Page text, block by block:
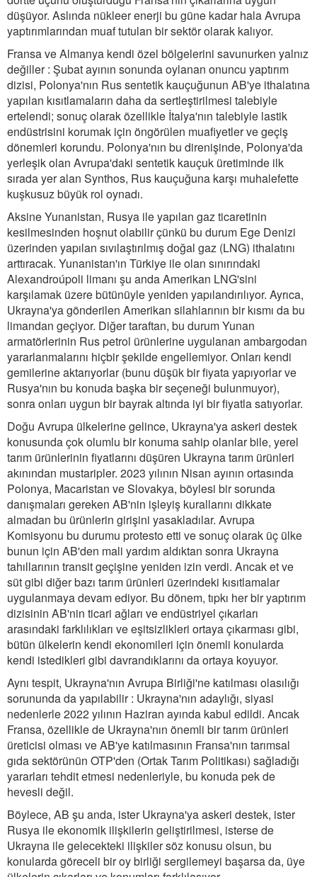
düşüyor. Aslında nükleer enerji bu güne kadar hala Avrupa
yaptırımlarından muaf tutulan bir sektör olarak kalıyor.
Fransa ve Almanya kendi özel bölgelerini savunurken yalnız
değiller : Şubat ayının sonunda oylanan onuncu yaptırım
dizisi, Polonya'nın Rus sentetik kauçuğunun AB'ye ithalatına
yapılan kısıtlamaların daha da sertleştirilmesi talebiyle
ertelendi; sonuç olarak özellikle İtalya'nın talebiyle lastik
endüstrisini korumak için öngörülen muafiyetler ve geçiş
dönemleri korundu. Polonya'nın bu direnişinde, Polonya'da
yerleşik olan Avrupa'daki sentetik kauçuk üretiminde ilk
sırada yer alan Synthos, Rus kauçuğuna karşı muhalefette
kuşkusuz büyük rol oynadı.
Aksine Yunanistan, Rusya ile yapılan gaz ticaretinin
kesilmesinden hoşnut olabilir çünkü bu durum Ege Denizi
üzerinden yapılan sıvılaştırılmış doğal gaz (LNG) ithalatını
arttıracak. Yunanistan'ın Türkiye ile olan sınırındaki
Alexandroúpoli limanı şu anda Amerikan LNG'sini
karşılamak üzere bütünüyle yeniden yapılandırılıyor. Ayrıca,
Ukrayna'ya gönderilen Amerikan silahlarının bir kısmı da bu
limandan geçiyor. Diğer taraftan, bu durum Yunan
armatörlerinin Rus petrol ürünlerine uygulanan ambargodan
yararlanmalarını hiçbir şekilde engellemiyor. Onları kendi
gemilerine aktarıyorlar (bunu düşük bir fiyata yapıyorlar ve
Rusya'nın bu konuda başka bir seçeneği bulunmuyor),
sonra onları uygun bir bayrak altında iyi bir fiyatla satıyorlar.
Doğu Avrupa ülkelerine gelince, Ukrayna'ya askeri destek
konusunda çok olumlu bir konuma sahip olanlar bile, yerel
tarım ürünlerinin fiyatlarını düşüren Ukrayna tarım ürünleri
akınından mustaripler. 2023 yılının Nisan ayının ortasında
Polonya, Macaristan ve Slovakya, böylesi bir sorunda
danışmaları gereken AB'nin işleyiş kurallarını dikkate
almadan bu ürünlerin girişini yasakladılar. Avrupa
Komisyonu bu durumu protesto etti ve sonuç olarak üç ülke
bunun için AB'den mali yardım aldıktan sonra Ukrayna
tahıllarının transit geçişine yeniden izin verdi. Ancak et ve
süt gibi diğer bazı tarım ürünleri üzerindeki kısıtlamalar
uygulanmaya devam ediyor. Bu dönem, tıpkı her bir yaptırım
dizisinin AB'nin ticari ağları ve endüstriyel çıkarları
arasındaki farklılıkları ve eşitsizlikleri ortaya çıkarması gibi,
bütün ülkelerin kendi ekonomileri için önemli konularda
kendi istedikleri gibi davrandıklarını da ortaya koyuyor.
Aynı tespit, Ukrayna'nın Avrupa Birliği'ne katılması olasılığı
sorununda da yapılabilir : Ukrayna'nın adaylığı, siyasi
nedenlerle 2022 yılının Haziran ayında kabul edildi. Ancak
Fransa, özellikle de Ukrayna'nın önemli bir tarım ürünleri
üreticisi olması ve AB'ye katılmasının Fransa'nın tarımsal
gıda sektörünün OTP'den (Ortak Tarım Politikası) sağladığı
yararları tehdit etmesi nedenleriyle, bu konuda pek de
hevesli değil.
Böylece, AB şu anda, ister Ukrayna'ya askeri destek, ister
Rusya ile ekonomik ilişkilerin geliştirilmesi, isterse de
Ukrayna ile gelecekteki ilişkiler söz konusu olsun, bu
konularda göreceli bir oy birliği sergilemeyi başarsa da, üye